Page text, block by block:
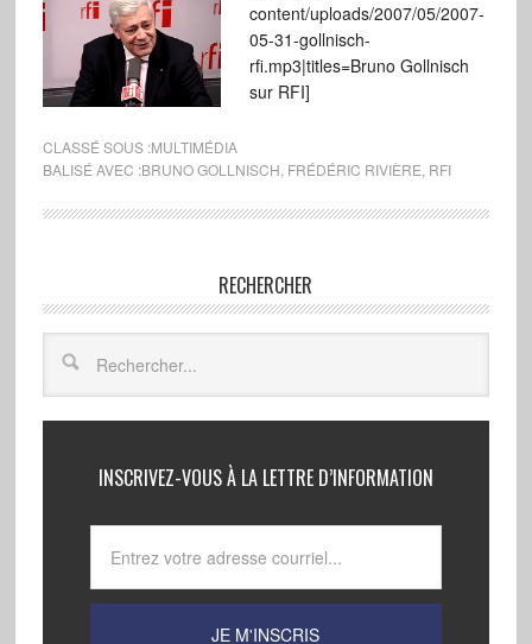
content/uploads/2007/05/2007-
05-31-gollnisch-
rfi.mp3|titles=Bruno Gollnisch
sur RFI]
CLASSÉ SOUS :MULTIMÉDIA
BALISÉ AVEC :BRUNO GOLLNISCH FRÉDÉRIC RIVIÈRE RFI
RECHERCHER
INSCRIVEZ-VOUS À LA LETTRE D’INFORMATION